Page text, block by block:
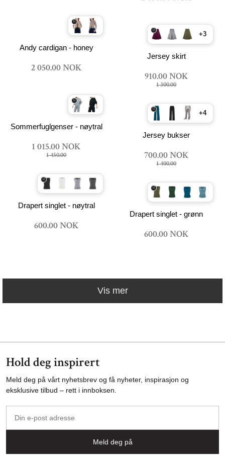
Andy cardigan - honey
2 050.00 NOK
+3
Jersey skirt
910.00 NOK
1 300.00
Sommerfuglgenser - nøytral
1 015.00 NOK
1 450.00
+4
Jersey bukser
700.00 NOK
1 400.00
Drapert singlet - nøytral
600.00 NOK
Drapert singlet - grønn
600.00 NOK
Vis mer
Hold deg inspirert
Meld deg på vårt nyhetsbrev og få nyheter, inspirasjon og
eksklusive tilbud – rett i innboksen.
post
Meld deg på